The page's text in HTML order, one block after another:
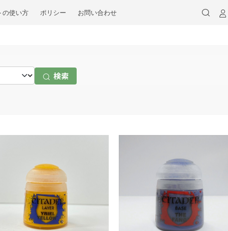
の使い方 ポリシー お問い合わせ
検索